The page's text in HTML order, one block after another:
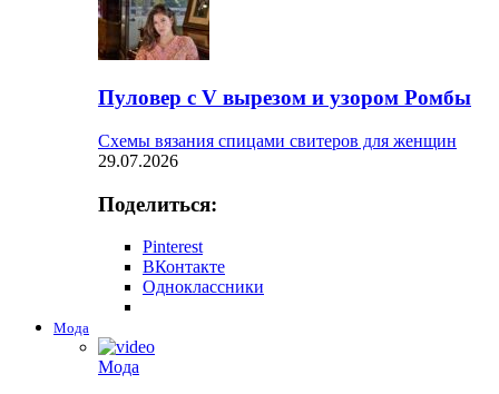
Пуловер с V вырезом и узором Ромбы
Схемы вязания спицами свитеров для женщин
29.07.2026
Поделиться:
Pinterest
ВКонтакте
Одноклассники
Мода
Мода